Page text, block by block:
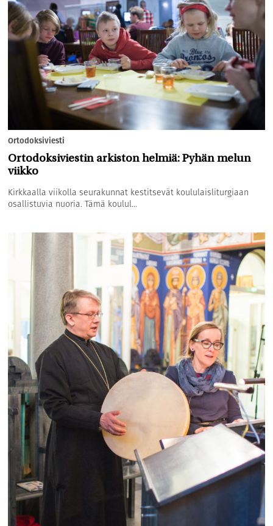
Ortodoksiviesti
Ortodoksiviestin arkiston helmiä: Pyhän melun
viikko
Kirkkaalla viikolla seurakunnat kestitsevät koululaisliturgiaan
osallistuvia nuoria. Tämä koulul...